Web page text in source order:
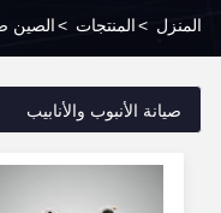
المنزل >المنتجات >الصين
صيانة الأنبوب والأنابيب